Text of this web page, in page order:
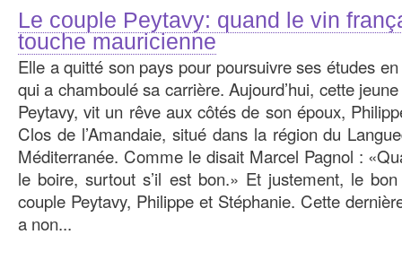
Le couple Peytavy: quand le vin
touche mauricienne
Elle a quitté son pays pour poursuivre ses études en
qui a chamboulé sa carrière. Aujourd’hui, cette
Peytavy, vit un rêve aux côtés de son époux,
Clos de l’Amandaie, situé dans la région du
Méditerranée. Comme le disait Marcel Pagnol :
le boire, surtout s’il est bon.» Et justement, le
couple Peytavy, Philippe et Stéphanie. Cette
a non...